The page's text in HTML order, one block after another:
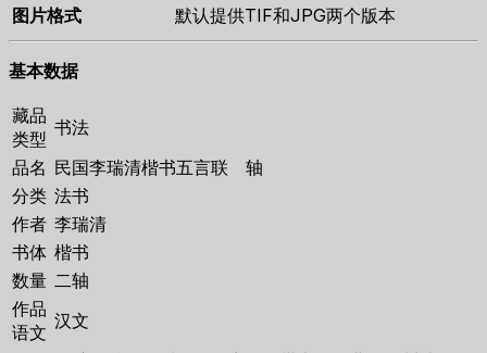
图片格式
默认提供TIF和JPG两个版本
基本数据
藏品
类型
书法
品名 民国李瑞清楷书五言联 轴
分类 法书
作者 李瑞清
书体 楷书
数量 二轴
作品
语文
汉文